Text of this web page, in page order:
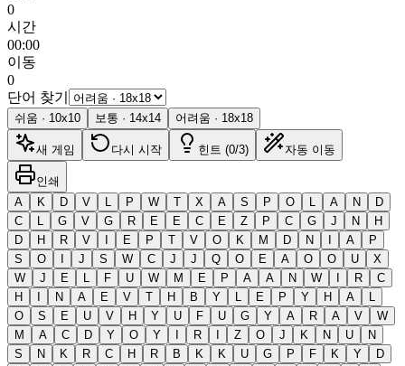
0
시간
00:00
이동
0
단어 찾기
쉬움 · 10x10 보통 · 14x14 어려움 · 18x18
새 게임 다시 시작 힌트 (0/3) 자동 이동
인쇄
A
K D V L P W T X A S P O L A N
D
C
L G V G R E E C E Z P C G J N
H
D
H R V I E P T V O K M D N I A
P
S
O I J S W C J J Q O E A O O U
X
W
J E L F U W M E P A A N W I R
C
H
I N A E V T H B Y L E P Y H A
L
O
S E U V H Y U F U G Y A R A V
W
M
A C D Y O Y I R I Z O J K N U
N
S
N K R C H R B K K U G P F K Y
D